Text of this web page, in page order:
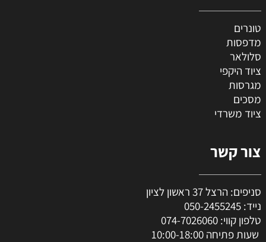
טונרים
מדפסות
סלולאר
ציוד היקפי
מגרסות
מסכים
ציוד משרדי
צור קשר
סניפים: הרצל 37 ראשון לציון
נייד: 050-2455245
טלפון קווי: 074-7026060
שעות פתיחה 10:00-18:00